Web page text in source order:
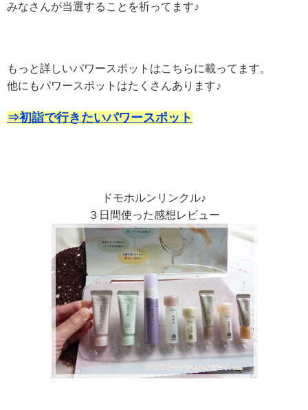
みなさんが当選することを祈ってます♪
もっと詳しいパワースポットはこちらに載ってます。
他にもパワースポットはたくさんあります♪
⇒初詣で行きたいパワースポット
ドモホルンリンクル♪
３日間使った感想レビュー